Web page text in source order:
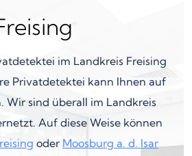
im Landkreis Freising
Privatdetektei kann Ihnen auf
Wir sind überall im Landkreis
Auf diese Weise können
oder Moosburg a. d. Isar